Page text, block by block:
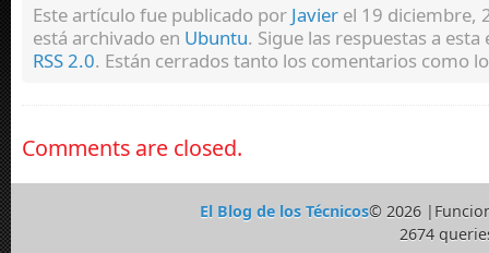
Este artículo fue publicado por Javier el 19 diciembre,
está archivado en Ubuntu. Sigue las respuestas a
RSS 2.0. Están cerrados tanto los comentarios como
Comments are closed.
El Blog de los Técnicos© 2026
2674